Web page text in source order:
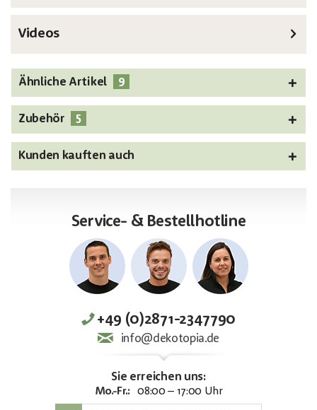
Videos
Ähnliche Artikel 9
Zubehör 5
Kunden kauften auch
Service- & Bestellhotline
+49 (0)2871-2347790
info@dekotopia.de
Sie erreichen uns:
Mo.-Fr.: 08:00 – 17:00 Uhr